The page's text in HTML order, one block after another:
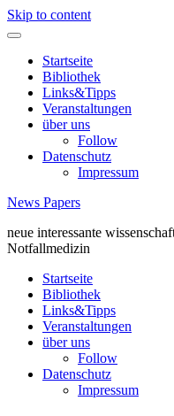
Skip to content
Startseite
Bibliothek
Links&Tipps
Veranstaltungen
über uns
Follow
Datenschutz
Impressum
News Papers
neue interessante
Notfallmedizin
Startseite
Bibliothek
Links&Tipps
Veranstaltungen
über uns
Follow
Datenschutz
Impressum